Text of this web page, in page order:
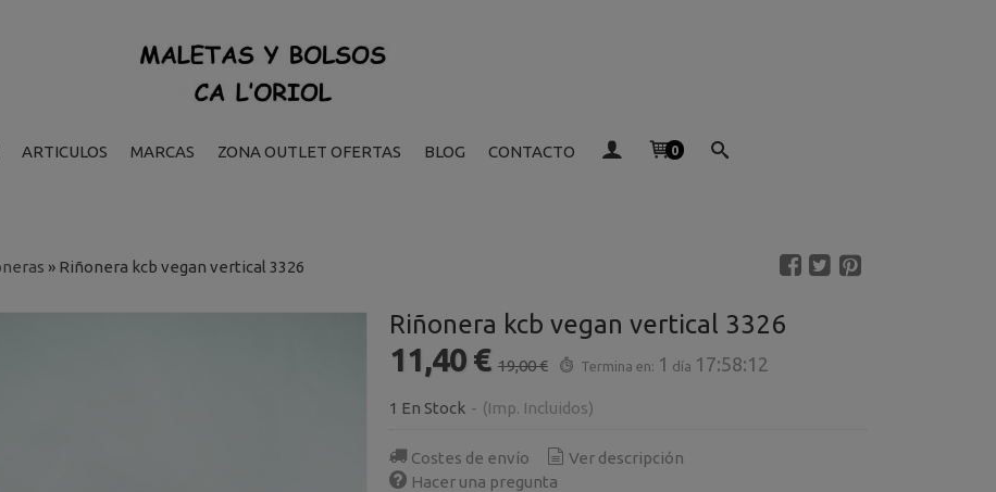
ARTICULOS MARCAS ZONA OUTLET OFERTAS BLOG CONTACTO 0
» Riñonera kcb vegan vertical 3326
Riñonera kcb vegan vertical 3326
11,40 € 19,00 € Termina en: 1 día 17:58:11
1 En Stock - (Imp. Incluidos)
Costes de envío
Ver descripción
Hacer una pregunta